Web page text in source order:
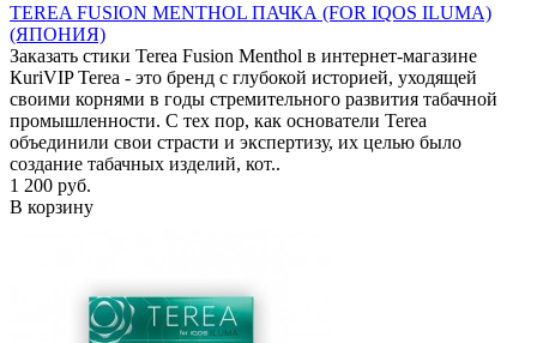
TEREA FUSION MENTHOL ПАЧКА (FOR IQOS ILUMA)
(ЯПОНИЯ)
Заказать стики Terea Fusion Menthol в интернет-магазине
КuriVIP Terea - это бренд с глубокой историей, уходящей
своими корнями в годы стремительного развития табачной
промышленности. С тех пор, как основатели Terea
объединили свои страсти и экспертизу, их целью было
создание табачных изделий, кот..
1 200 руб.
В корзину